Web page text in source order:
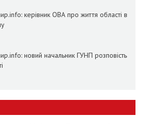
керівник ОВА про життя області в
новий начальник ГУНП розповість